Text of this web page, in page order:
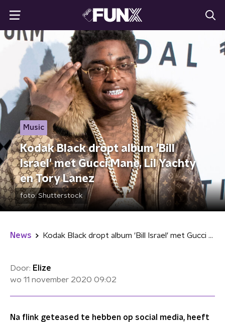
Music
Kodak Black dropt album 'Bill
Israel' met Gucci Mane, Lil Yachty
en Tory Lanez
foto:Shutterstock
News Kodak Black dropt album 'Bill Israel' met Gucci Mane, Lil Yachty en Tory Lanez
Door: Elize
wo 11 november 2020 09:02
Na flink geteased te hebben op social media, heeft